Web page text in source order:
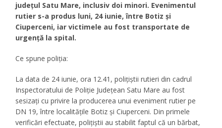
județul Satu Mare, inclusiv doi minori. Evenimentul
rutier s-a produs luni, 24 iunie, între Botiz și
Ciuperceni, iar victimele au fost transportate de
urgență la spital.
Ce spune poliția:
La data de 24 iunie, ora 12.41, polițiștii rutieri din cadrul
Inspectoratului de Poliție Județean Satu Mare au fost
sesizați cu privire la producerea unui eveniment rutier pe
DN 19, între localitățile Botiz și Ciuperceni. Din primele
verificări efectuate, polițiștii au stabilit faptul că un bărbat,